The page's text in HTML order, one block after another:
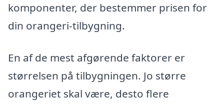
komponenter, der bestemmer prisen for
din orangeri-tilbygning.
En af de mest afgørende faktorer er
størrelsen på tilbygningen. Jo større
orangeriet skal være, desto flere